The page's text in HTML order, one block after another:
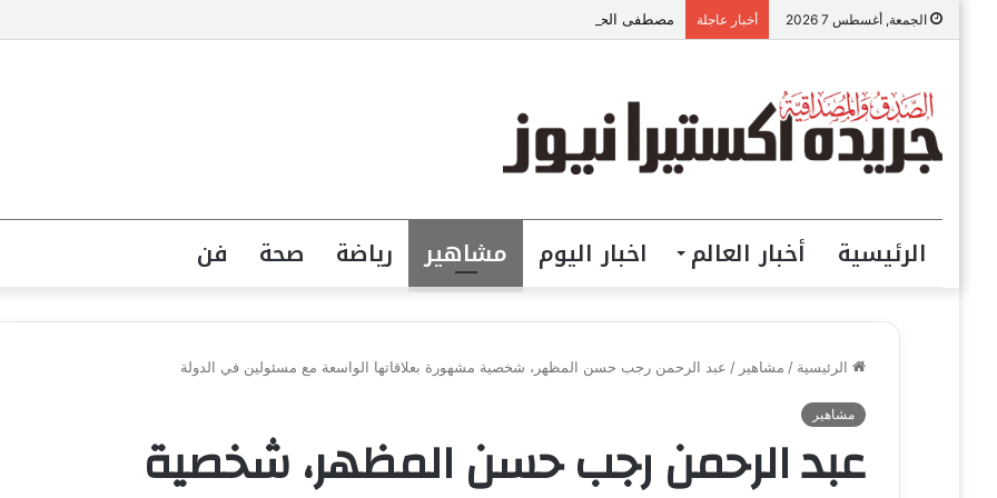
الجمعة, أغسطس 7 2026 أخبار عاجلة مصطفى الحداد المحامى: المواجهة القانونية لخطاب الكراهية تبدأ بتشريع واضح ووعي مجتمعي
الرئيسية أخبار العالم اخبار اليوم مشاهير رياضة صحة فن
الرئيسية / مشاهير / عبد الرحمن رجب حسن المظهر، شخصية مشهورة بعلاقاتها الواسعة مع مسئولين في الدولة
مشاهير
عبد الرحمن رجب حسن المظهر، شخصية